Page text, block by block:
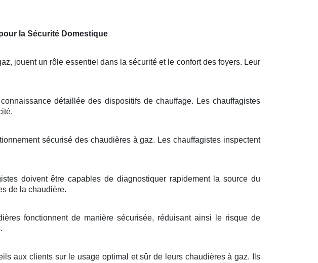
la Sécurité Domestique
jouent un rôle essentiel dans la sécurité et le confort des foyers. Leur
détaillée des dispositifs de chauffage. Les chauffagistes
sécurisé des chaudières à gaz. Les chauffagistes inspectent
doivent être capables de diagnostiquer rapidement la source du
de la chaudière.
fonctionnent de manière sécurisée, réduisant ainsi le risque de
aux clients sur le usage optimal et sûr de leurs chaudières à gaz. Ils